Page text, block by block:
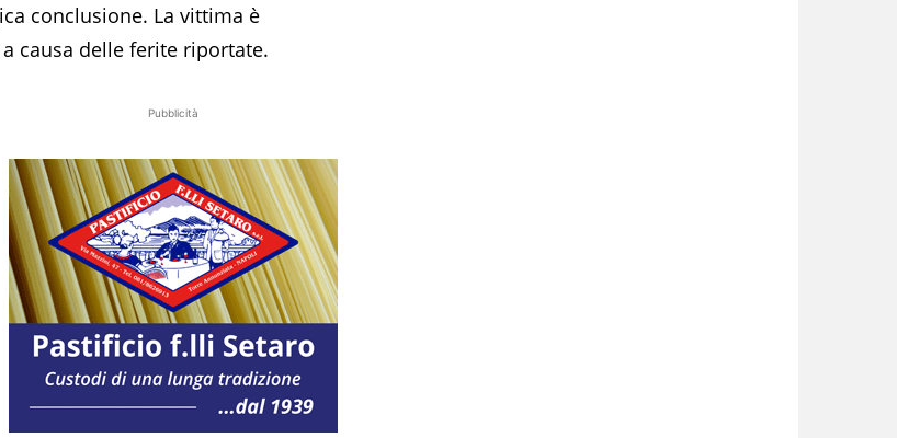
conclusione. La vittima è
causa delle ferite riportate.
Pubblicità